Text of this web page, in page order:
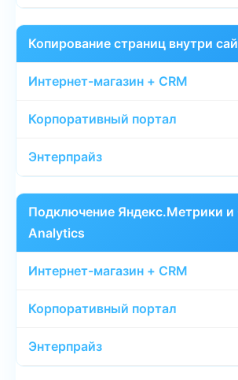
Копирование страниц внутри
Подключение Яндекс.Метрики и
Analytics